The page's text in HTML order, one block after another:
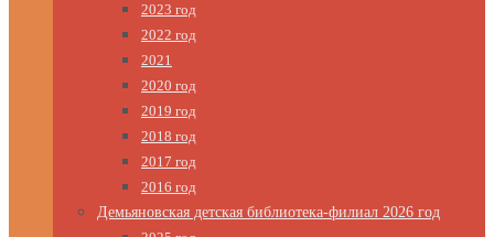
2023 год
2022 год
2021
2020 год
2019 год
2018 год
2017 год
2016 год
Демьяновская детская библиотека-филиал 2026 год